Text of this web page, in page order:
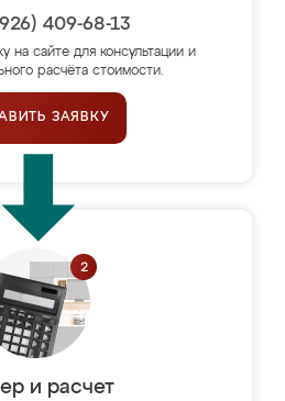
409-68-13
на сайте для консультации и
расчёта стоимости.
ЗАЯВКУ
и расчет